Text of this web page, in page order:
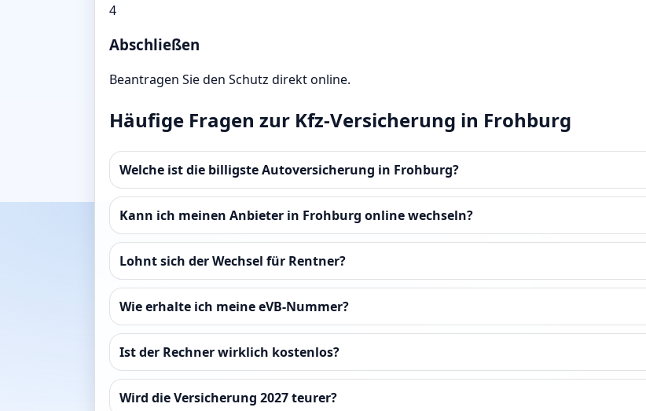
4
Abschließen
Beantragen Sie den Schutz direkt online.
Häufige Fragen zur Kfz-Versicherung in Frohburg
Welche ist die billigste Autoversicherung in Frohburg?
Kann ich meinen Anbieter in Frohburg online wechseln?
Lohnt sich der Wechsel für Rentner?
Wie erhalte ich meine eVB-Nummer?
Ist der Rechner wirklich kostenlos?
Wird die Versicherung 2027 teurer?